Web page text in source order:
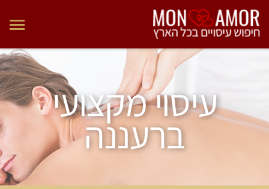
עיסוי מקצועי
ברעננה